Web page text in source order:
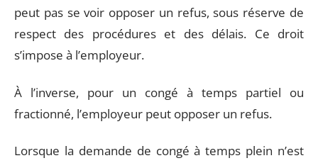
peut pas se voir opposer un refus, sous réserve de
respect des procédures et des délais. Ce droit
s’impose à l’employeur.
À l’inverse, pour un congé à temps partiel ou
fractionné, l’employeur peut opposer un refus.
Lorsque la demande de congé à temps plein n’est